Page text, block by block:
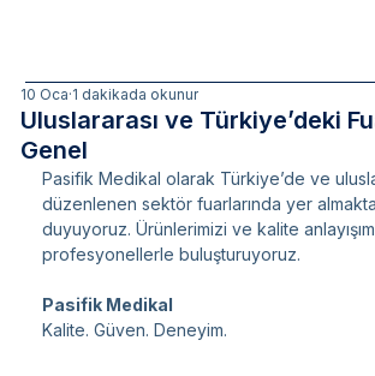
Uluslararası ve Türkiye’deki
Genel
10 Oca 1 dakikada okunur
Pasifik Medikal olarak Türkiye’de ve
düzenlenen sektör fuarlarında yer
duyuyoruz. Ürünlerimizi ve kalite
profesyonellerle buluşturuyoruz.
Pasifik Medikal
Kalite. Güven. Deneyim.